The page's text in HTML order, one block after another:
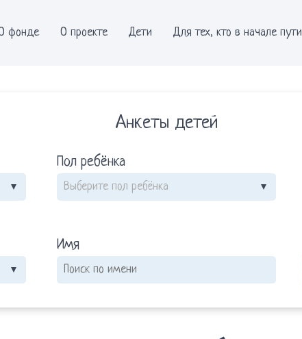
фонде О проекте Дети Для тех, кто в начале пути
Анкеты детей
Пол ребёнка
Имя